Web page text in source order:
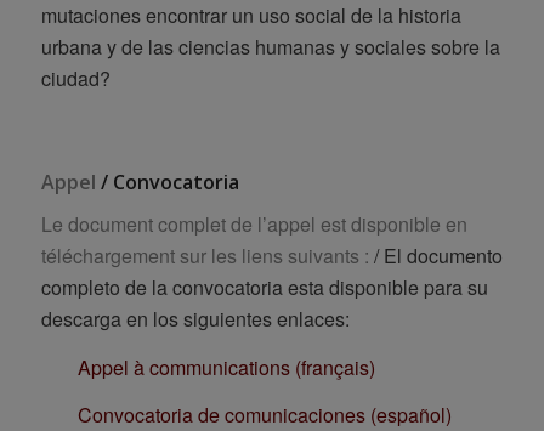
mutaciones encontrar un uso social de la historia
urbana y de las ciencias humanas y sociales sobre la
ciudad?
Appel / Convocatoria
Le document complet de l’appel est disponible en
téléchargement sur les liens suivants : / El documento
completo de la convocatoria esta disponible para su
descarga en los siguientes enlaces:
Appel à communications (français)
Convocatoria de comunicaciones (español)